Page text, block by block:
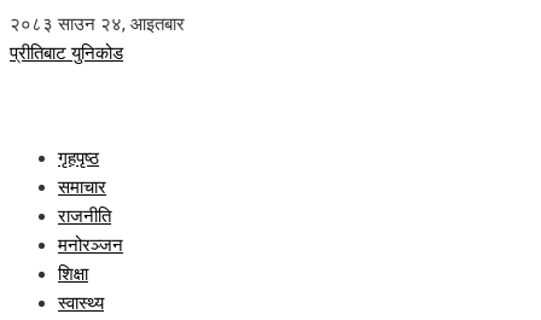
२०८३ साउन २४, आइतबार
प्रीतिबाट युनिकोड
गृहपृष्ठ
समाचार
राजनीति
मनोरञ्जन
शिक्षा
स्वास्थ्य